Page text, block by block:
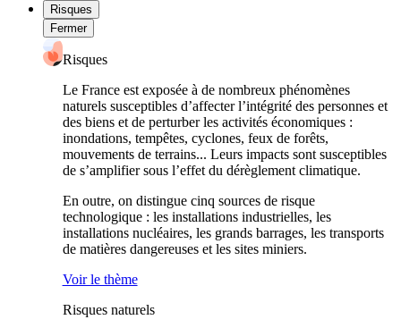
Risques
Fermer
Risques
Le France est exposée à de nombreux phénomènes
naturels susceptibles d’affecter l’intégrité des personnes et
des biens et de perturber les activités économiques :
inondations, tempêtes, cyclones, feux de forêts,
mouvements de terrains... Leurs impacts sont susceptibles
de s’amplifier sous l’effet du dérèglement climatique.
En outre, on distingue cinq sources de risque
technologique : les installations industrielles, les
installations nucléaires, les grands barrages, les transports
de matières dangereuses et les sites miniers.
Voir le thème
Risques naturels